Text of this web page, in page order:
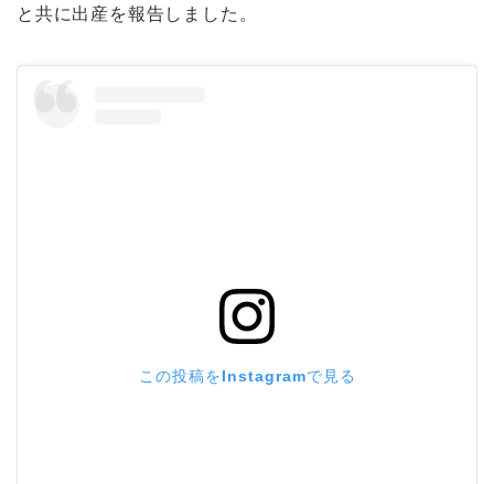
と共に出産を報告しました。
この投稿をInstagramで見る